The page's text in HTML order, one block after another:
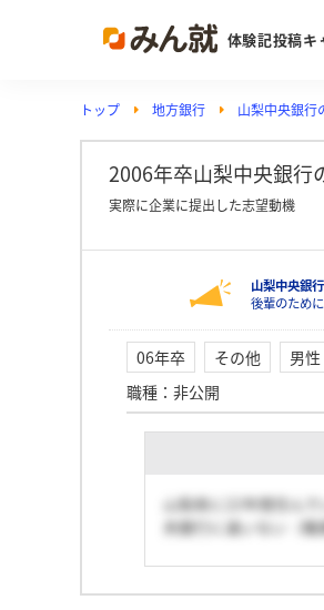
体験記投稿キ
トップ 地方銀行 山梨中央銀行
2006年卒山梨中央銀行
実際に企業に提出した志望動機
山梨中央銀
後輩のため
06年卒 その他 男性
職種 ： 非公開
山梨県に22年間住ん
央銀行に違いない（